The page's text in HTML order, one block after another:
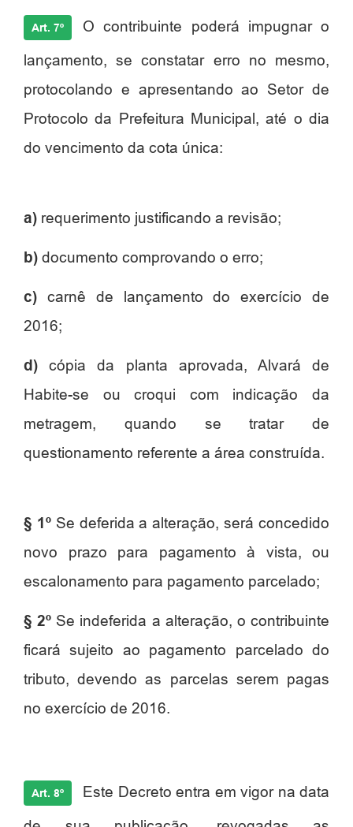
Art. 7º O contribuinte poderá impugnar o
lançamento, se constatar erro no mesmo,
protocolando e apresentando ao Setor de
Protocolo da Prefeitura Municipal, até o dia
do vencimento da cota única:
a) requerimento justificando a revisão;
b) documento comprovando o erro;
c) carnê de lançamento do exercício de
2016;
d)cópia da planta aprovada, Alvará de
Habite-se ou croqui com indicação da
metragem, quando se tratar de
questionamento referente a área construída.
§ 1º Se deferida a alteração, será concedido
novo prazo para pagamento à vista, ou
escalonamento para pagamento parcelado;
§ 2º Se indeferida a alteração, o contribuinte
ficará sujeito ao pagamento parcelado do
tributo, devendo as parcelas serem pagas
no exercício de 2016.
Art. 8º Este Decreto entra em vigor na data